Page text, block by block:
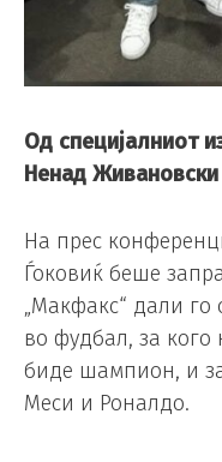
Од специјалниот
Ненад Живановски
На прес
Ѓоковиќ беше
„Макфакс“ дали го
во фудбал, за кого
биде шампион, и
Меси и Роналдо.